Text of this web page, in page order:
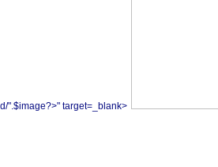
".$image?>" target=_blank>